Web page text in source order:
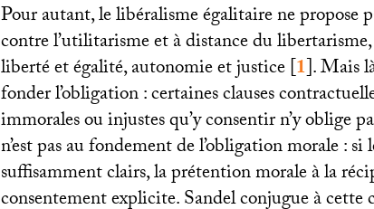
Pour autant, le libéralisme égalitaire ne propose
contre l’utilitarisme et à distance du
liberté et égalité, autonomie et justice[1]. Mais
fonder l’obligation : certaines clauses
immorales ou injustes qu’y consentir n’y oblige
n’est pas au fondement de l’obligation morale :
suffisamment clairs, la prétention morale à la
consentement explicite. Sandel conjugue à